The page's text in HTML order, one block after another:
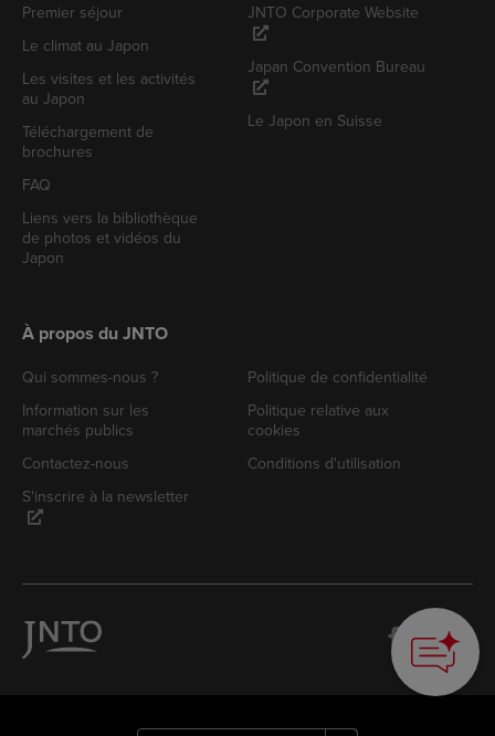
Premier séjour
Le climat au Japon
Les visites et les activités
au Japon
Téléchargement de
brochures
FAQ
Liens vers la bibliothèque
de photos et vidéos du
Japon
JNTO Corporate Website
Japan Convention Bureau
Le Japon en Suisse
À propos du JNTO
Qui sommes-nous ?
Information sur les
marchés publics
Contactez-nous
S'inscrire à la newsletter
Politique de confidentialité
Politique relative aux
cookies
Conditions d'utilisation
How can we
help you?